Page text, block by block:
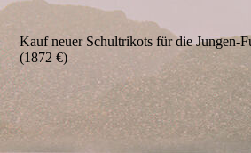
Kauf neuer Schultrikots für die Jungen-
(1872 €)